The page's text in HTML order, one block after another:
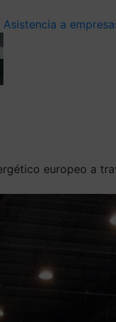
Asistencia a
europeo a